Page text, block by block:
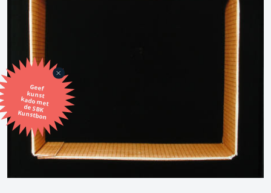
Geef
kunst
kado met
de SBK
Kunstbon